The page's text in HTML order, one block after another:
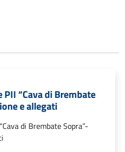
“Cava di Brembate
e allegati
di Brembate Sopra”-